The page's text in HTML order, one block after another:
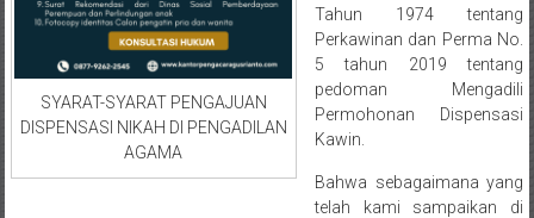
Medan/
Damasyaraya/
Solok/
Padang
Selatan/Padang
barat/
SYARAT-SYARAT PENGAJUAN
DISPENSASI NIKAH DI PENGADILAN
AGAMA
Tahun 1974 tentang
Perkawinan dan Perma No.
5 tahun 2019 tentang
pedoman Mengadili
Permohonan Dispensasi
Kawin.
Bahwa sebagaimana yang
telah kami sampaikan di